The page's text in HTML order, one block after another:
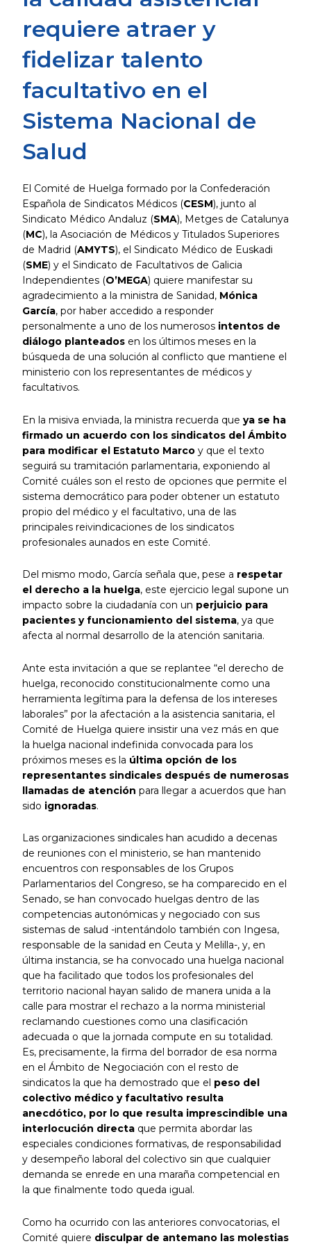
requiere atraer y
fidelizar talento
facultativo en el
Sistema Nacional de
Salud
El Comité de Huelga formado por la Confederación
Española de Sindicatos Médicos (CESM), junto al
Sindicato Médico Andaluz (SMA), Metges de Catalunya
(MC), la Asociación de Médicos y Titulados Superiores
de Madrid (AMYTS), el Sindicato Médico de Euskadi
(SME) y el Sindicato de Facultativos de Galicia
Independientes (O’MEGA) quiere manifestar su
agradecimiento a la ministra de Sanidad, Mónica
García, por haber accedido a responder
personalmente a uno de los numerosos intentos de
diálogo planteadosen los últimos meses en la
búsqueda de una solución al conflicto que mantiene el
ministerio con los representantes de médicos y
facultativos.
En la misiva enviada, la ministra recuerda que ya se ha
firmado un acuerdo con los sindicatos del Ámbito
para modificar el Estatuto Marcoy que el texto
seguirá su tramitación parlamentaria, exponiendo al
Comité cuáles son el resto de opciones que permite el
sistema democrático para poder obtener un estatuto
propio del médico y el facultativo, una de las
principales reivindicaciones de los sindicatos
profesionales aunados en este Comité.
Del mismo modo, García señala que, pese a respetar
el derecho a la huelga, este ejercicio legal supone un
impacto sobre la ciudadanía con un perjuicio para
pacientes y funcionamiento del sistema, ya que
afecta al normal desarrollo de la atención sanitaria.
Ante esta invitación a que se replantee “el derecho de
huelga, reconocido constitucionalmente como una
herramienta legítima para la defensa de los intereses
laborales” por la afectación a la asistencia sanitaria, el
Comité de Huelga quiere insistir una vez más en que
la huelga nacional indefinida convocada para los
próximos meses es la última opción de los
representantes sindicales después de numerosas
llamadas de atención para llegar a acuerdos que han
sido ignoradas.
Las organizaciones sindicales han acudido a decenas
de reuniones con el ministerio, se han mantenido
encuentros con responsables de los Grupos
Parlamentarios del Congreso, se ha comparecido en el
Senado, se han convocado huelgas dentro de las
competencias autonómicas y negociado con sus
sistemas de salud -intentándolo también con Ingesa,
responsable de la sanidad en Ceuta y Melilla-, y, en
última instancia, se ha convocado una huelga nacional
que ha facilitado que todos los profesionales del
territorio nacional hayan salido de manera unida a la
calle para mostrar el rechazo a la norma ministerial
reclamando cuestiones como una clasificación
adecuada o que la jornada compute en su totalidad.
Es, precisamente, la firma del borrador de esa norma
en el Ámbito de Negociación con el resto de
sindicatos la que ha demostrado que el peso del
colectivo médico y facultativo resulta
anecdótico, por lo que resulta imprescindible una
interlocución directaque permita abordar las
especiales condiciones formativas, de responsabilidad
y desempeño laboral del colectivo sin que cualquier
demanda se enrede en una maraña competencial en
la que finalmente todo queda igual.
Como ha ocurrido con las anteriores convocatorias, el
Comité quiere disculpar de antemano las molestias